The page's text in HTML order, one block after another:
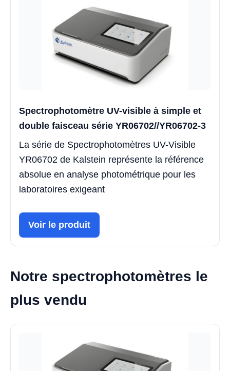
Spectrophotomètre UV-visible à simple et
double faisceau série YR06702//YR06702-3
La série de Spectrophotomètres UV-Visible
YR06702 de Kalstein représente la référence
absolue en analyse photométrique pour les
laboratoires exigeant
Voir le produit
Notre spectrophotomètres le
plus vendu